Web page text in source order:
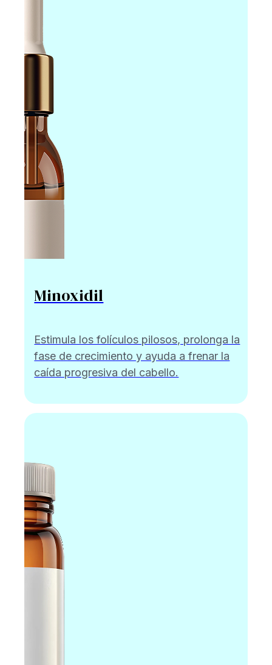
Minoxidil
Estimula los folículos pilosos, prolonga la
fase de crecimiento y ayuda a frenar la
caída progresiva del cabello.